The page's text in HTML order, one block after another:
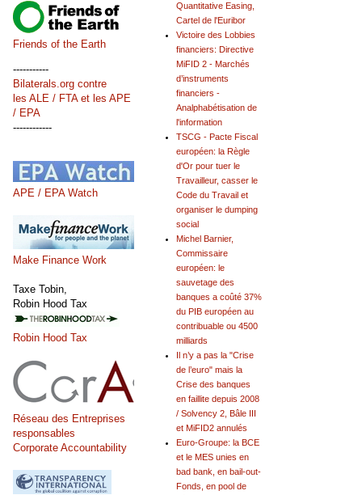
Quantitative Easing,
Cartel de l'Euribor
Victoire des Lobbies
financiers: Directive
MiFID 2 - Marchés
d’instruments
financiers -
Analphabétisation de
l'information
TSCG - Pacte Fiscal
européen: la Règle
d'Or pour tuer le
Travailleur, casser le
Code du Travail et
organiser le dumping
social
Michel Barnier,
Commissaire
européen: le
sauvetage des
banques a coûté 37%
du PIB européen au
contribuable ou 4500
milliards
Il n’y a pas la "Crise
de l’euro" mais la
Crise des banques
en faillite depuis 2008
/ Solvency 2, Bâle III
et MiFID2 annulés
Euro-Groupe: la BCE
et le MES unies en
bad bank, en bail-out-
Fonds, en pool de
Friends of the Earth
-----------
Bilaterals.org contre
les ALE / FTA et les APE
/ EPA
------------
APE / EPA Watch
Make Finance Work
Taxe Tobin,
Robin Hood Tax
Robin Hood Tax
Réseau des Entreprises
responsables
Corporate Accountability